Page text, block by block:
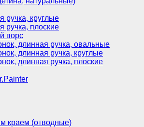
ручка, круглые
ручка, плоские
ворс
длинная ручка, овальные
длинная ручка, круглые
длинная ручка, плоские
краем (отводные)